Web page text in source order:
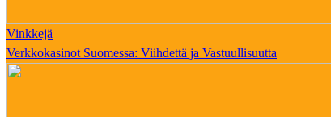
Vinkkejä
Verkkokasinot Suomessa: Viihdettä ja Vastuullisuutta